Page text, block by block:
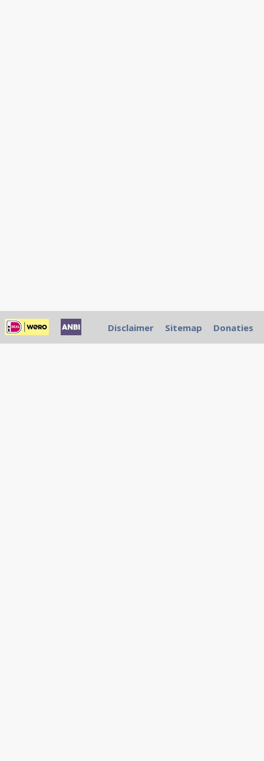
Disclaimer Sitemap Donaties